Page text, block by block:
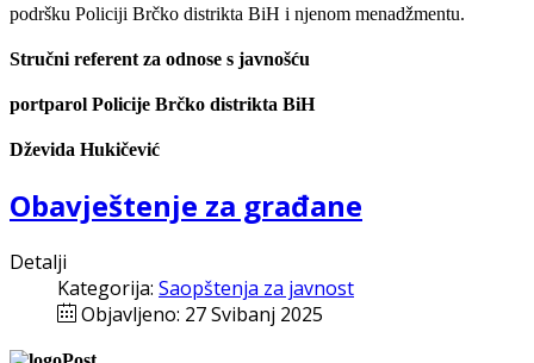
podršku Policiji Brčko distrikta BiH i njenom menadžmentu.
Stručni referent za odnose s javnošću
portparol Policije Brčko distrikta BiH
Dževida Hukičević
Obavještenje za građane
Detalji
Kategorija: Saopštenja za javnost
Objavljeno: 27 Svibanj 2025